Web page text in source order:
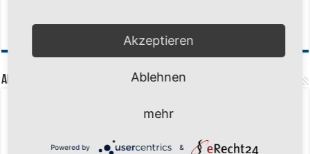
Aktuelle Beiträge
Team LOCO Germany wird Vize-Europameister 2026 9. Juli 2026
Akzeptieren
Ablehnen
mehr
Powered by &